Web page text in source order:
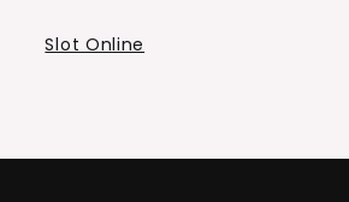
Slot Online